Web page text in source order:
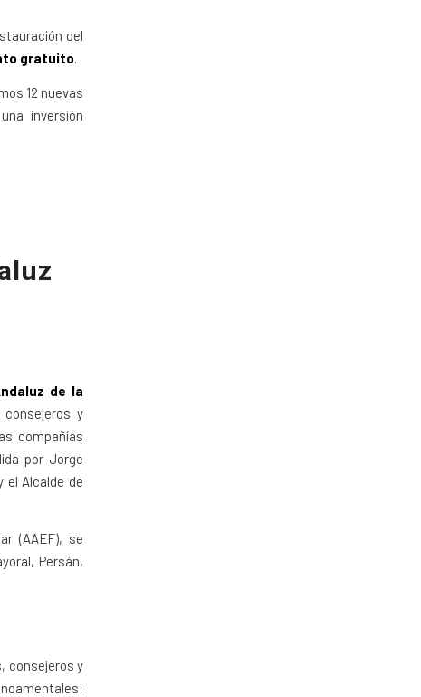
del
gratuito.
12 nuevas
inversión
de la
y
compañías
por Jorge
el Alcalde de
(AAEF), se
Persán,
consejeros y